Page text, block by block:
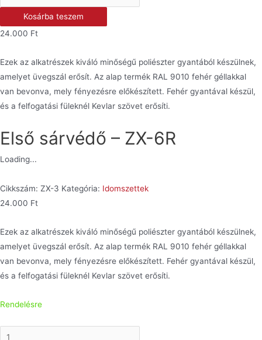
sárvédő
ZX-
mennyiség
Kosárba teszem
24.000 Ft
Ezek az alkatrészek kiváló minőségű poliészter gyantából készülnek,
amelyet üvegszál erősít. Az alap termék RAL 9010 fehér géllakkal
van bevonva, mely fényezésre előkészített. Fehér gyantával készül,
és a felfogatási füleknél Kevlar szövet erősíti.
Első sárvédő – ZX-6R
Loading...
Cikkszám: ZX-3 Kategória: Idomszettek
24.000 Ft
Ezek az alkatrészek kiváló minőségű poliészter gyantából készülnek,
amelyet üvegszál erősít. Az alap termék RAL 9010 fehér géllakkal
van bevonva, mely fényezésre előkészített. Fehér gyantával készül,
és a felfogatási füleknél Kevlar szövet erősíti.
Rendelésre
Első